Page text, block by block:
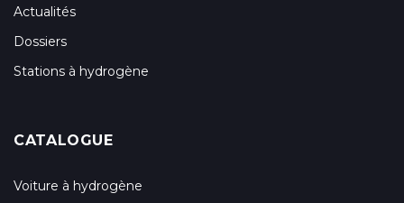
Actualités
Dossiers
Stations à hydrogène
CATALOGUE
Voiture à hydrogène